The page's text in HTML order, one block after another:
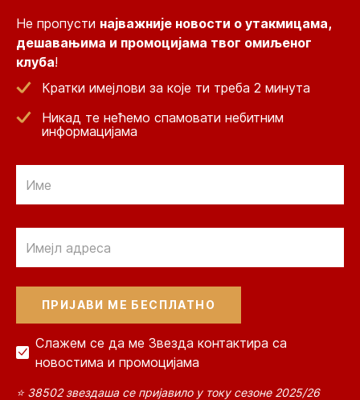
Не пропусти најважније новости о утакмицама,
дешавањима и промоцијама твог омиљеног
клуба!
Кратки имејлови за које ти треба 2 минута
Никад те нећемо спамовати небитним
информацијама
Слажем се да ме Звезда контактира са
новостима и промоцијама
⭐ 38502 звездаша се пријавило у току сезоне 2025/26